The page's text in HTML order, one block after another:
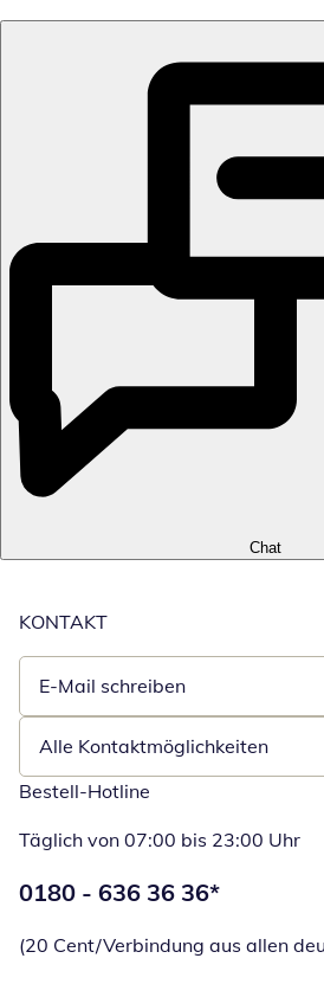
Chat
KONTAKT
E-Mail schreiben
Öffnet E-Mail-Client
Alle Kontaktmöglichkeiten
Bestell-Hotline
Täglich von 07:00 bis 23:00 Uhr
Telefonnummer:
0180 - 636 36 36*
(20 Cent/Verbindung aus allen